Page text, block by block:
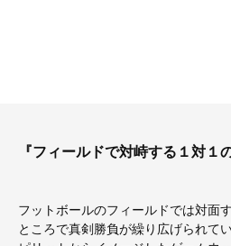
『フィールドで対峙する１対１
フットボールのフィールドでは対面
ところで真剣勝負が繰り広げられて